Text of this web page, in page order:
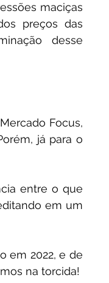
maciças
preços das
desse
Focus,
já para o
entre o que
em um
em 2022, e de
na torcida!